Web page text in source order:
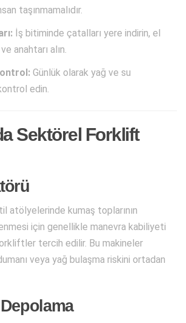
taşınmamalıdır.
İş bitiminde çatalları yere indirin, el
anahtarı alın.
Günlük olarak yağ ve su
edin.
Sektörel Forklift
atölyelerinde kumaş toplarının
için genellikle manevra kabiliyeti
tercih edilir. Bu makineler
veya yağ bulaşma riskini ortadan